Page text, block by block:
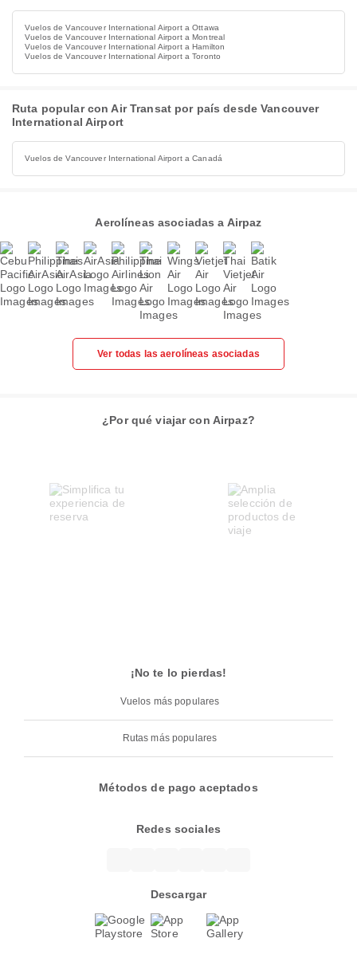
Vuelos de Vancouver International Airport a Ottawa
Vuelos de Vancouver International Airport a Montreal
Vuelos de Vancouver International Airport a Hamilton
Vuelos de Vancouver International Airport a Toronto
Ruta popular con Air Transat por país desde Vancouver
International Airport
Vuelos de Vancouver International Airport a Canadá
Aerolíneas asociadas a Airpaz
Ver todas las aerolíneas asociadas
¿Por qué viajar con Airpaz?
¡No te lo pierdas!
Vuelos más populares
Rutas más populares
Métodos de pago aceptados
Redes sociales
Descargar